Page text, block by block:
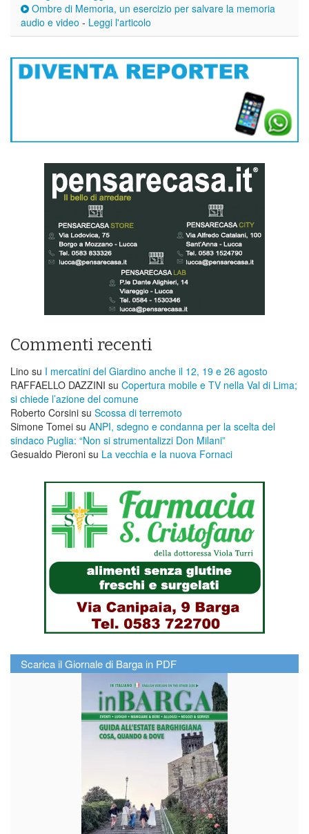
Ombre di Memoria, un esercizio per salvare la memoria
audio e video - Leggi l'articolo
Commenti recenti
Lino su I mercatini del Giardino anche il 12, 19 e 26 agosto
RAFFAELLO DAZZINI su ​Copertura mobile e TV nella Val di Lima;
si chiede l’azione del comune
Roberto Corsini su Scossa di terremoto
Simone Tomei su ANPI, sdegno e condanna per la scelta del
sindaco Puglia: “Non si strumentalizzi Don Milani”
Gesualdo Pieroni su La vecchia e la nuova Fornaci
Scarica il Giornale di Barga in PDF